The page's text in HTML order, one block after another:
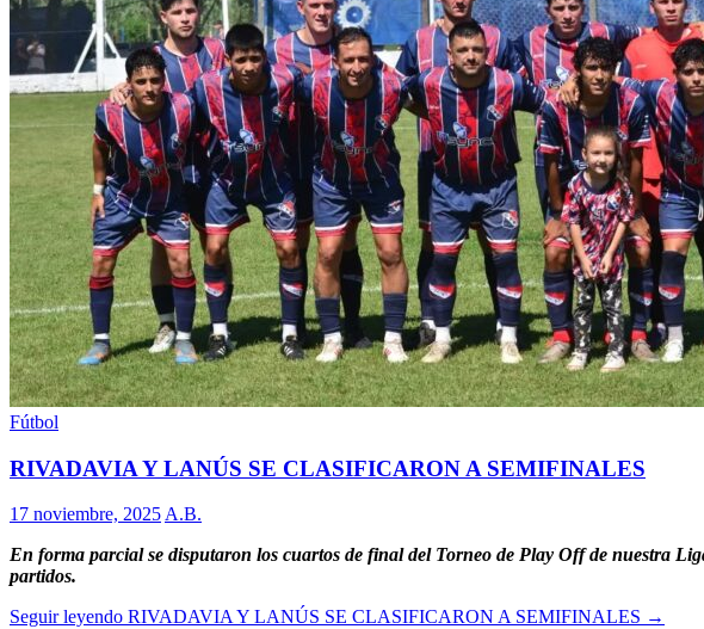
Fútbol
RIVADAVIA Y LANÚS SE CLASIFICARON A SEMIFINALES
17 noviembre, 2025 A.B.
En forma parcial se disputaron los cuartos de final del Torneo de Play Off de nuestra
partidos.
Seguir leyendo RIVADAVIA Y LANÚS SE CLASIFICARON A SEMIFINALES →